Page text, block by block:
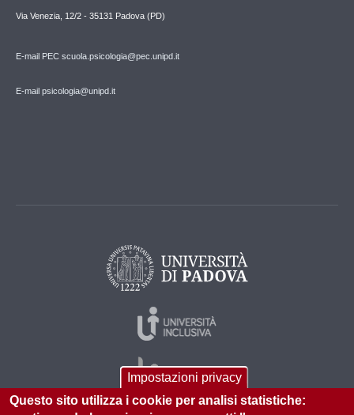
Via Venezia, 12/2 - 35131 Padova (PD)
E-mail PEC scuola.psicologia@pec.unipd.it
E-mail psicologia@unipd.it
Impostazioni privacy
Questo sito utilizza i cookie per analisi statistiche: